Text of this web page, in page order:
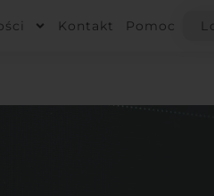
Kontakt Pomoc